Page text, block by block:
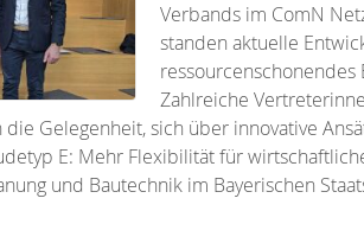
Verbands im ComN
standen aktuelle
Zahlreiche
Gelegenheit, sich über innovative
E: Mehr Flexibilität für
und Bautechnik im Bayerischen